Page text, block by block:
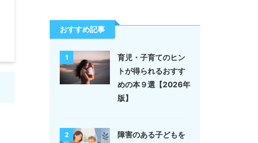
おすすめ記事
1
育児・子育てのヒン
トが得られるおすす
めの本９選【2026年
版】
2
障害のある子どもを